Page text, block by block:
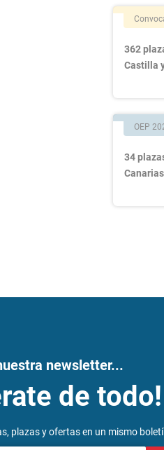
362
Castilla
OEP
34
Canarias
newsletter...
de todo!
plazas y ofertas en un mismo